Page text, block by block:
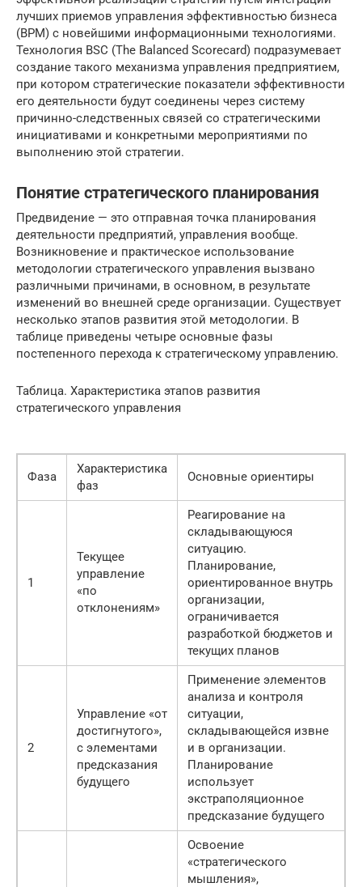
лучших приемов управления эффективностью бизнеса
(BPM) с новейшими информационными технологиями.
Технология BSC (The Balanced Scorecard) подразумевает
создание такого механизма управления предприятием,
при котором стратегические показатели эффективности
его деятельности будут соединены через систему
причинно-следственных связей со стратегическими
инициативами и конкретными мероприятиями по
выполнению этой стратегии.
Понятие стратегического планирования
Предвидение — это отправная точка планирования
деятельности предприятий, управления вообще.
Возникновение и практическое использование
методологии стратегического управления вызвано
различными причинами, в основном, в результате
изменений во внешней среде организации. Существует
несколько этапов развития этой методологии. В
таблице приведены четыре основные фазы
постепенного перехода к стратегическому управлению.
Таблица. Характеристика этапов развития
стратегического управления
Фаза
Характеристика
фаз
Основные ориентиры
1
Текущее
управление
«по
отклонениям»
Реагирование на
складывающуюся
ситуацию.
Планирование,
ориентированное внутрь
организации,
ограничивается
разработкой бюджетов и
текущих планов
2
Управление «от
достигнутого»,
с элементами
предсказания
будущего
Применение элементов
анализа и контроля
ситуации,
складывающейся извне
и в организации.
Планирование
использует
экстраполяционное
предсказание будущего
Освоение
«стратегического
мышления»,